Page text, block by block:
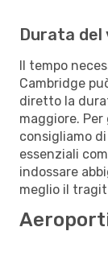
Durata del
Il tempo
Cambridge
diretto la
maggiore.
consigliamo
essenziali
indossare
meglio il